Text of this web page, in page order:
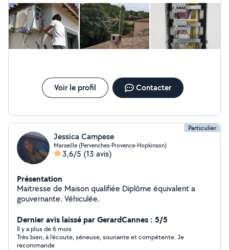
Voir le profil Contacter
Particulier
Jessica Campese
Marseille (Pervenches-Provence-Hopkinson)
3,6/5 (13 avis)
Présentation
Maitresse de Maison qualifiée Diplôme équivalent a
gouvernante. Véhiculée.
Dernier avis laissé par GerardCannes : 5/5
Il y a plus de 6 mois
Très bien, à l’écoute, sérieuse, souriante et compétente. Je
recommande